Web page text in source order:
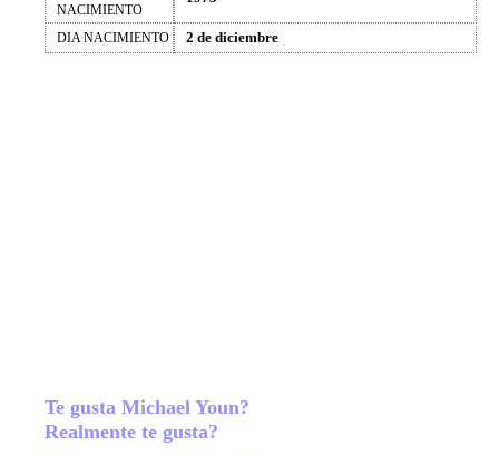
NACIMIENTO
DIA NACIMIENTO 2 de diciembre
Te gusta Michael Youn?
Realmente te gusta?